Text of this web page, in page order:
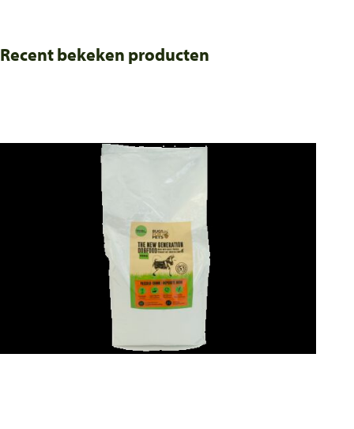
Recent bekeken producten